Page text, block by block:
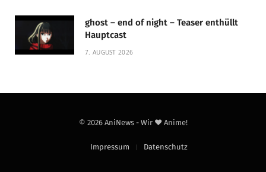
ghost – end of night – Teaser enthüllt
Hauptcast
7. AUGUST 2026
© 2026 AniNews - Wir ❤️ Anime!
Impressum Datenschutz